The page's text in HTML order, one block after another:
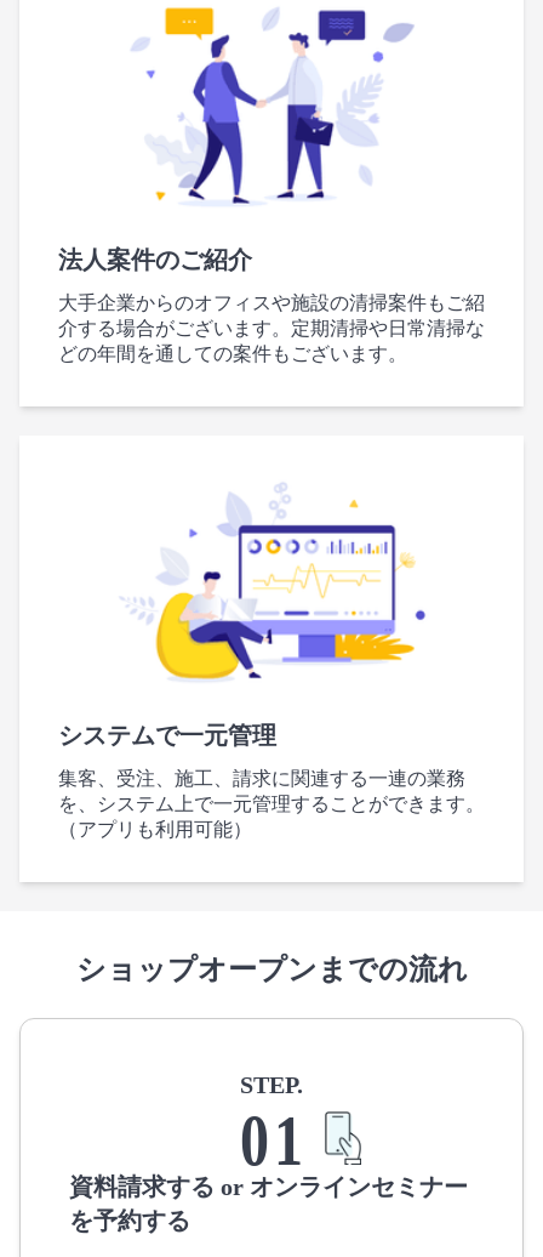
法人案件のご紹介
大手企業からのオフィスや施設の清掃案件もご紹
介する場合がございます。定期清掃や日常清掃な
どの年間を通しての案件もございます。
システムで一元管理
集客、受注、施工、請求に関連する一連の業務
を、システム上で一元管理することができます。
（アプリも利用可能）
ショップオープンまでの流れ
STEP.
01
資料請求する or オンラインセミナー
を予約する